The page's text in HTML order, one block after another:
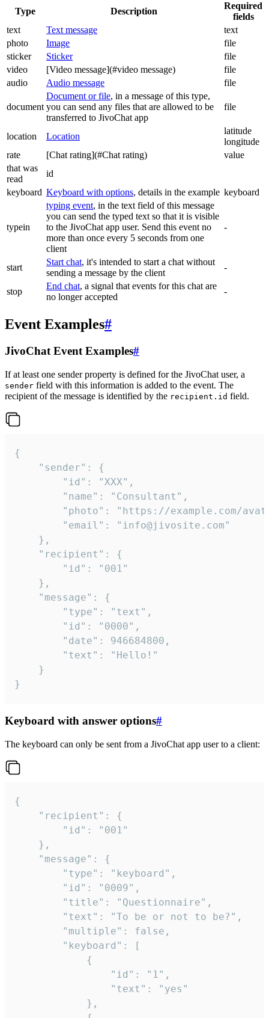
Type Description
Required
fields
text
Text message
text
photo
Image
file
sticker
Sticker
file
video
[Video message](#video message)
file
audio
Audio message file
document
Document or file, in a message of this type,
you can send any files that are allowed to be
transferred to JivoChat app
file
location Location
latitude
longitude
rate
[Chat rating](#Chat rating)
value
that was
read
id
keyboard Keyboard with options, details in the example keyboard
typein
typing event, in the text field of this message
you can send the typed text so that it is visible
to the JivoChat app user. Send this event no
more than once every 5 seconds from one
client
-
start
Start chat, it's intended to start a chat without
sending a message by the client
-
stop
End chat, a signal that events for this chat are
no longer accepted
-
Event Examples#
JivoChat Event Examples#
If at least one sender property is defined for the JivoChat user, a
sender field with this information is added to the event. The
recipient of the message is identified by the recipient.id field.
{
}
Keyboard with answer options#
The keyboard can only be sent from a JivoChat app user to a client:
{